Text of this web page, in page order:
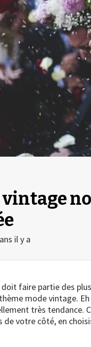
vintage
il y a
faire partie des
mode vintage.
très tendance.
votre côté, en